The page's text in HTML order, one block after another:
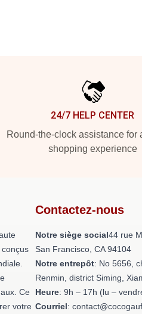
24/7 HELP CENTER
Round-the-clock assistance for
shopping experience
Ce
votre
Contactez-nous
Notre siège social44 rue
San Francisco, CA 94104
Notre entrepôt: No 5656,
Renmin, district Siming,
Heure: 9h – 17h (lu –
Courriel: